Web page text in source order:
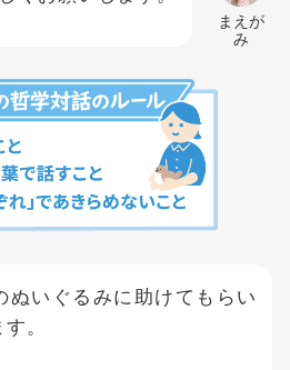
まえが
み
ぬいぐるみに助けてもらい
。